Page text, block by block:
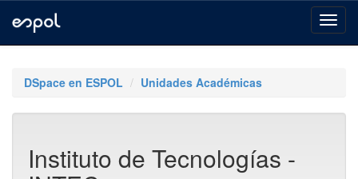
navigationDSpace en ESPOL Unidades Académicas
Instituto de Tecnologías -